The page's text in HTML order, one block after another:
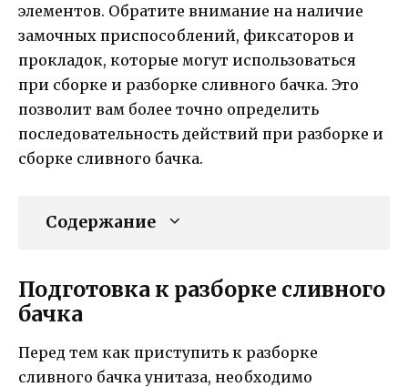
элементов. Обратите внимание на наличие
замочных приспособлений, фиксаторов и
прокладок, которые могут использоваться
при сборке и разборке сливного бачка. Это
позволит вам более точно определить
последовательность действий при разборке и
сборке сливного бачка.
Содержание
Подготовка к разборке сливного
бачка
Перед тем как приступить к разборке
сливного бачка унитаза, необходимо